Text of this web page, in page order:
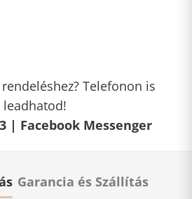
Telefonon is
leadhatod!
| Facebook Messenger
Garancia és Szállítás